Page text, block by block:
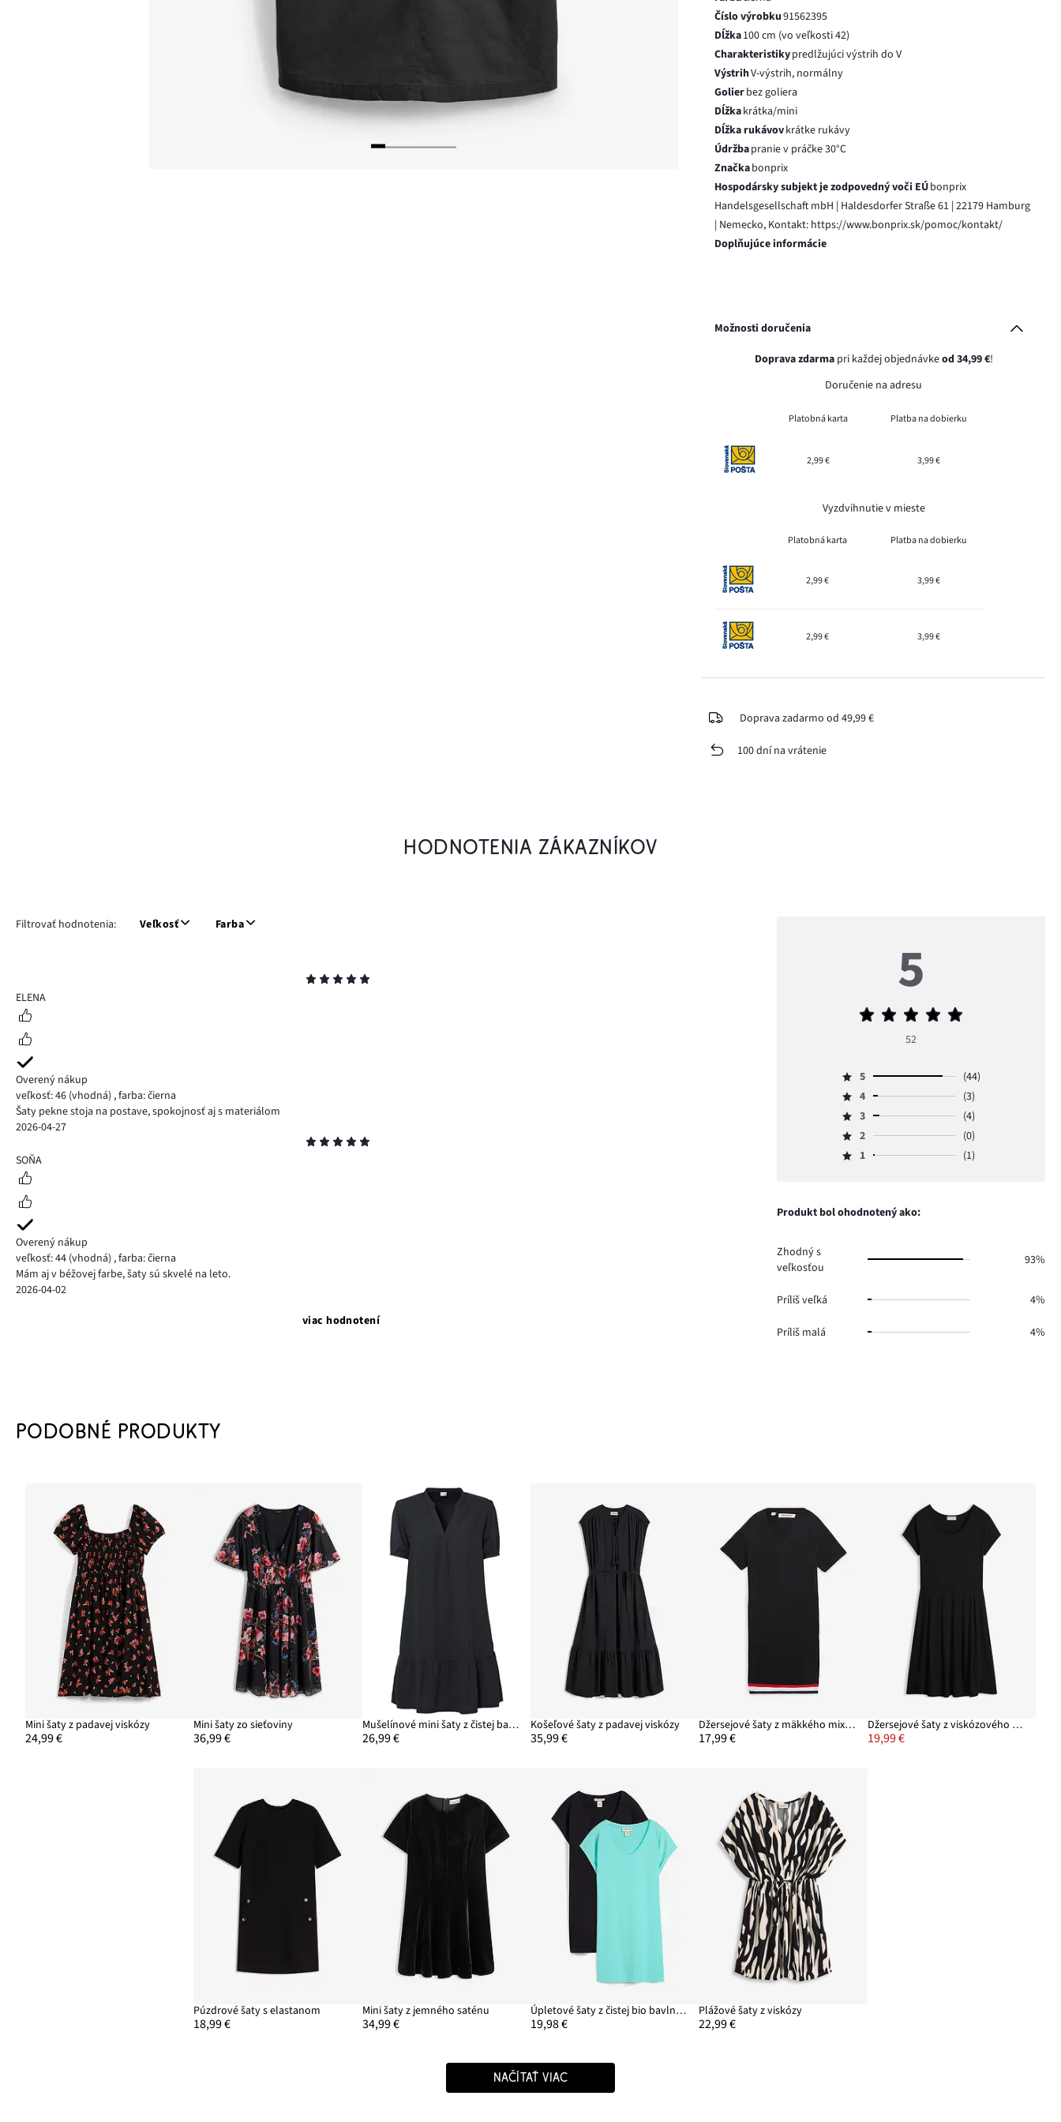
Číslo výrobku91562395
Dĺžka100 cm (vo veľkosti 42)
Charakteristikypredlžujúci výstrih do V
VýstrihV-výstrih, normálny
Golierbez goliera
Dĺžkakrátka/mini
Dĺžka rukávovkrátke rukávy
Údržbapranie v práčke 30°C
Značkabonprix
Hospodársky subjekt je zodpovedný voči EÚbonprix
Handelsgesellschaft mbH | Haldesdorfer Straße 61 | 22179 Hamburg
| Nemecko, Kontakt: https://www.bonprix.sk/pomoc/kontakt/
Doplňujúce informácie
Možnosti doručenia
Doprava zdarmapri každej objednávkeod 34,99 €!
Doručenie na adresu
Platobná karta Platba na dobierku
2,99 € 3,99 €
Vyzdvihnutie v mieste
Platobná karta Platba na dobierku
2,99 € 3,99 €
2,99 € 3,99 €
Doprava zadarmo od 49,99 €
100 dní na vrátenie
HODNOTENIA ZÁKAZNÍKOV
Filtrovať hodnotenia: Veľkosť Farba
5
ELENA
Overený nákup
veľkosť: 46 (vhodná) ,farba: čierna
Šaty pekne stoja na postave, spokojnosť aj s materiálom
2026-04-27
5
SOŇA
Overený nákup
veľkosť: 44 (vhodná) ,farba: čierna
Mám aj v béžovej farbe, šaty sú skvelé na leto.
2026-04-02
viac hodnotení
5
Priemerné
5
52
Hodnotenie
5,
počet
hlasov
5
(44)
Hodnotenie
4,
počet
hlasov
4
(3)
Hodnotenie
3,
počet
3
(4)
Hodnotenie
2,
0.
2
(0)
Hodnotenie
hlasov
1 (1)
Produkt bol ohodnotený ako:
Zhodný s
veľkosťou
93%
Príliš veľká 4%
Príliš malá 4%
PODOBNÉ PRODUKTY
Mini šaty z padavej viskózy
24,99 €
Mini šaty zo sieťoviny
36,99 €
Mušelínové mini šaty z čistej bavlny
26,99 €
Košeľové šaty z padavej viskózy
35,99 €
Džersejové šaty z mäkkého mixu viskózy
17,99 €
Džersejové šaty z viskózového mixu
19,99 €
Púzdrové šaty s elastanom
18,99 €
Mini šaty z jemného saténu
34,99 €
Úpletové šaty z čistej bio bavlny (2 ks v balení)
19,98 €
Plážové šaty z viskózy
22,99 €
NAČÍTAŤ VIAC